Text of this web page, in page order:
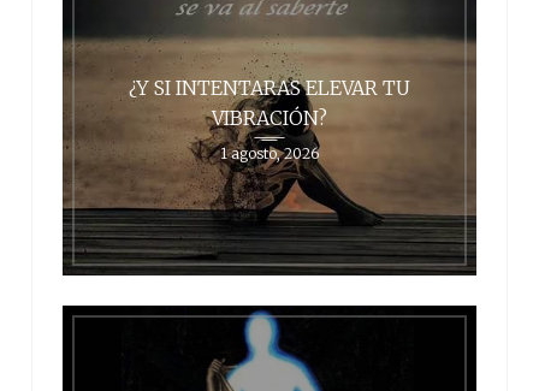
¿Y SI INTENTARAS ELEVAR TU
VIBRACIÓN?
1 agosto, 2026